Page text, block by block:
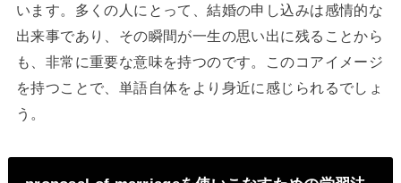
います。多くの人にとって、結婚の申し込みは感情的な
出来事であり、その瞬間が一生の思い出に残ることから
も、非常に重要な意味を持つのです。このコアイメージ
を持つことで、単語自体をより身近に感じられるでしょ
う。